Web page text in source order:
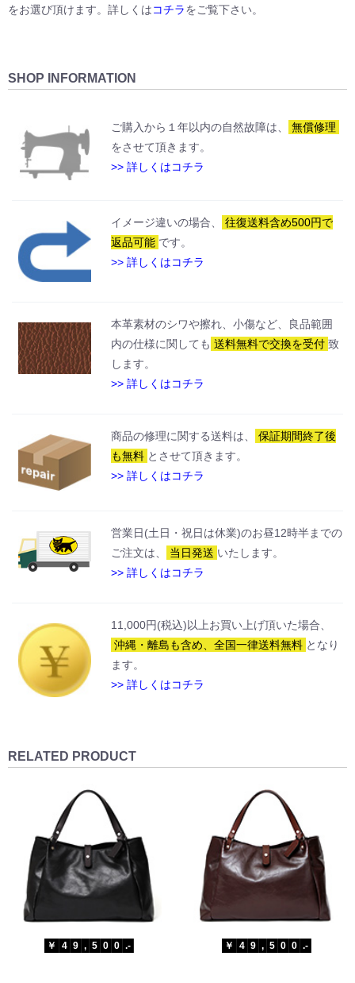
をお選び頂けます。詳しくはコチラをご覧下さい。
SHOP INFORMATION
ご購入から１年以内の自然故障は、
無償修理
をさせて頂きます。
>> 詳しくはコチラ
イメージ違いの場合、
往復送料含め500円で
返品可能 です。
>> 詳しくはコチラ
本革素材のシワや擦れ、小傷など、良品範囲
内の仕様に関しても 送料無料で交換を受付 致
します。
>> 詳しくはコチラ
商品の修理に関する送料は、
保証期間終了後
も無料 とさせて頂きます。
>> 詳しくはコチラ
営業日(土日・祝日は休業)のお昼12時半までの
ご注文は、
当日発送 いたします。
>> 詳しくはコチラ
11,000円(税込)以上お買い上げ頂いた場合、
沖縄・離島も含め、全国一律送料無料 となり
ます。
>> 詳しくはコチラ
RELATED PRODUCT
￥ 4 9 , 5 0 0 .- ￥ 4 9 , 5 0 0 .-